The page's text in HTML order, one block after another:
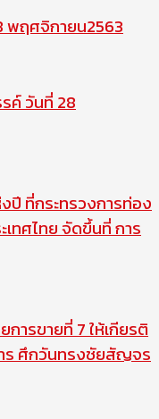
พฤศจิกายน2563
ค์ วันที่ 28
ที่กระทรวงการท่อง
ทศไทย จัดขึ้นที่ การ
ารขายที่ 7 ให้เกียรติ
ร ศึกวันทรงชัยสัญจร